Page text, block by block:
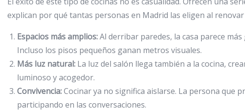
explican por qué tantas personas en Madrid las eligen al renovar
Espacios más amplios:Al derribar paredes, la casa parece
Incluso los pisos pequeños ganan metros visuales.
Más luz natural: La luz del salón llega también a la cocina,
luminoso y acogedor.
Convivencia:Cocinar ya no significa aislarse. La persona que
participando en las conversaciones.